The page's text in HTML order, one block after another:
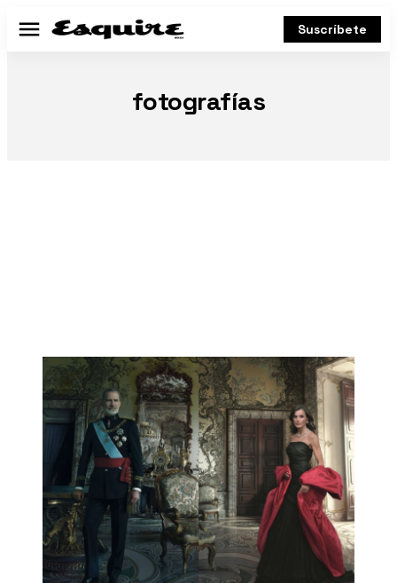
Menú Suscríbete
fotografías